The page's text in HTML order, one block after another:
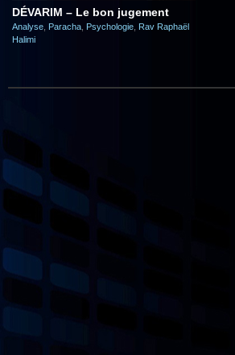
DÉVARIM – Le bon jugement
Analyse Paracha Psychologie Rav Raphaël
Halimi